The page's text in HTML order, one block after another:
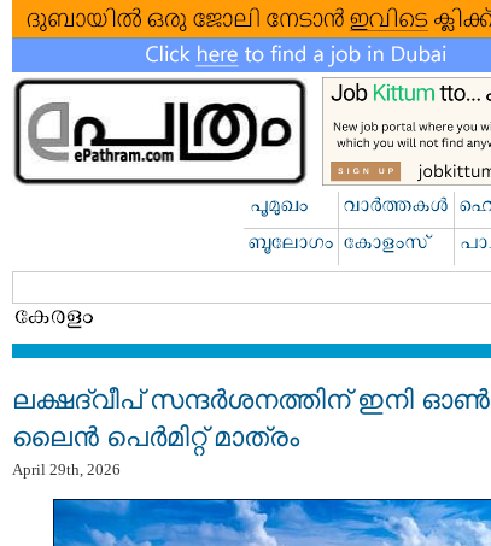
ലക്ഷദ്വീപ് സന്ദർശനത്തിന് ഇനി ഓൺ
ലൈൻ പെർമിറ്റ് മാത്രം
April 29th, 2026